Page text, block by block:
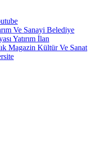
Ve Sanayi Belediye
Yatırım İlan
Magazin Kültür Ve Sanat